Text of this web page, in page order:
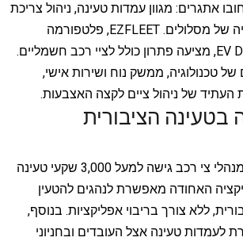
אתגרים: מגוון עמדות טעינה, ניהול צריכת
האנרגיה ואופטימיזציה של מסלולים. EZFLEET, פלטפורמה
חדשנית מבית EV DRIVE, מציעה פתרון כולל לציי רכב חשמליים.
טכנולוגיה, ממשק נוח ושירות אישי,
הציבורית
EZFLEET מעניקה למנהלי צי רכב גישה למעל 3,000 שקעי טעינה
האחודה מאפשרת לנהגים להטעין
ללא צורך בריבוי אפליקציות. בנוסף,
טעינה אצל העובדים ובחניוני